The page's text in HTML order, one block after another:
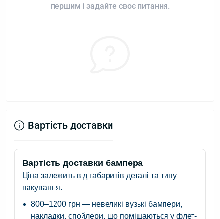
першим і задайте своє питання.
Вартість доставки
Вартість доставки бампера
Ціна залежить від габаритів деталі та типу
пакування.
800–1200 грн — невеликі вузькі бампери,
накладки, спойлери, що поміщаються у флет-